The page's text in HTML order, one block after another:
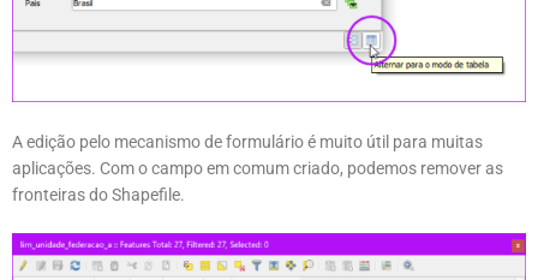
A edição pelo mecanismo de formulário é muito útil para muitas
aplicações. Com o campo em comum criado, podemos remover as
fronteiras do Shapefile.